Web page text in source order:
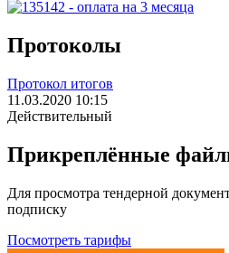
Протоколы
Протокол итогов
11.03.2020 10:15
Действительный
Прикреплённые
Для просмотра тендерной
подписку
Посмотреть тарифы